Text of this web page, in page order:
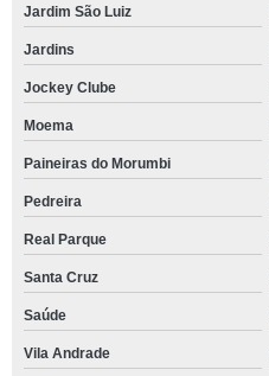
Jardim São Luiz
Jardins
Jockey Clube
Moema
Paineiras do Morumbi
Pedreira
Real Parque
Santa Cruz
Saúde
Vila Andrade